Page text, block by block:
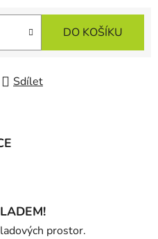
DO KOŠÍKU
Sdílet
prostor.